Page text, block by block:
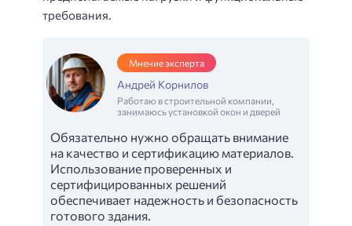
требования.
Мнение эксперта
Андрей Корнилов
Работаю в строительной компании,
занимаюсь установкой окон и дверей
Обязательно нужно обращать внимание
на качество и сертификацию материалов.
Использование проверенных и
сертифицированных решений
обеспечивает надежность и безопасность
готового здания.